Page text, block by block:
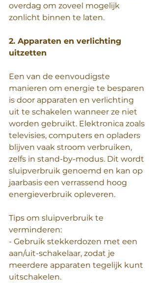
overdag om zoveel mogelijk
zonlicht binnen te laten.
2. Apparaten en verlichting
uitzetten
Een van de eenvoudigste
manieren om energie te besparen
is door apparaten en verlichting
uit te schakelen wanneer ze niet
worden gebruikt. Elektronica zoals
televisies, computers en opladers
blijven vaak stroom verbruiken,
zelfs in stand-by-modus. Dit wordt
sluipverbruik genoemd en kan op
jaarbasis een verrassend hoog
energieverbruik opleveren.
Tips om sluipverbruik te
verminderen:
- Gebruik stekkerdozen met een
aan/uit-schakelaar, zodat je
meerdere apparaten tegelijk kunt
uitschakelen.